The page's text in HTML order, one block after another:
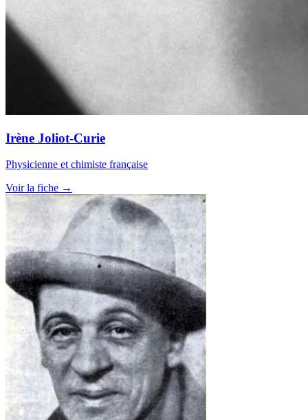
Irène Joliot-Curie
Physicienne et chimiste française
Voir la fiche →